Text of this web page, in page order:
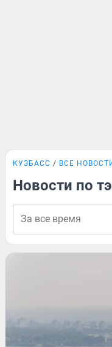
КУЗБАСС ВСЕ
Новости по